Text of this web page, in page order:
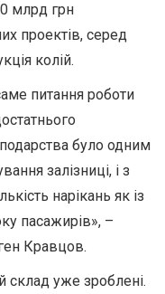
млрд грн
проектів, серед
колій.
питання роботи
було одним
залізниці, і з
нарікань як із
пасажирів», –
Кравцов.
склад уже зроблені.